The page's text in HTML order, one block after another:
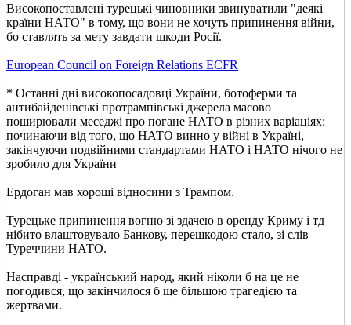
Високопоставлені турецькі чиновники звинуватили "деякі
країни НАТО" в тому, що вони не хочуть припинення війни,
бо ставлять за мету завдати шкоди Росії.
European Council on Foreign Relations ECFR
* Останні дні високопосадовці України, ботоферми та
антибайденівські протрампівські джерела масово
поширювали меседжі про погане НАТО в різних варіаціях:
починаючи від того, що НАТО винно у війні в Україні,
закінчуючи подвійними стандартами НАТО і НАТО нічого не
зробило для України
Ердоган мав хороші відносини з Трампом.
Турецьке припинення вогню зі здачею в оренду Криму і тд
нібито влаштовувало Банкову, перешкодою стало, зі слів
Туреччини НАТО.
Насправді - український народ, який ніколи б на це не
погодився, що закінчилося б ще більшою трагедією та
жертвами.